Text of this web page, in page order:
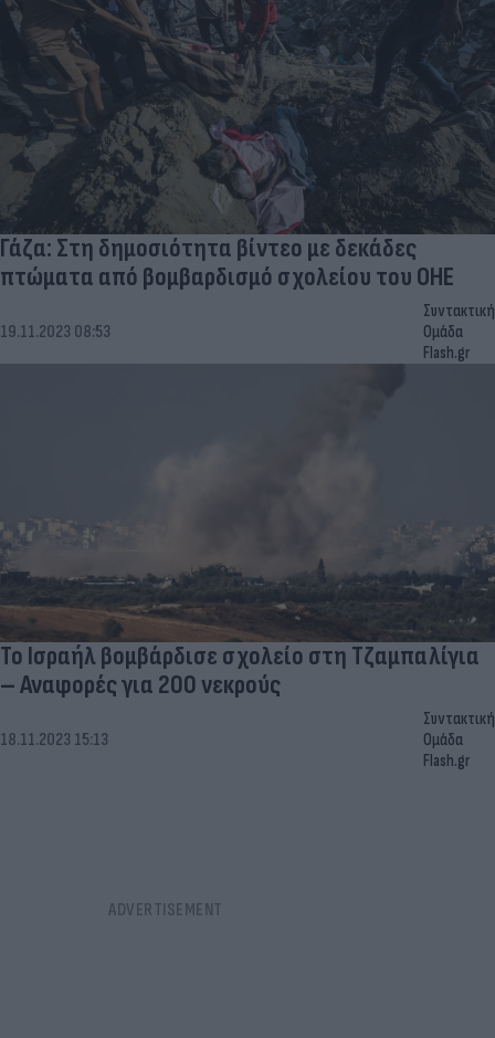
Γάζα: Στη δημοσιότητα βίντεο με δεκάδες
πτώματα από βομβαρδισμό σχολείου του ΟΗΕ
19.11.2023 08:53
Συντακτική
Ομάδα
Flash.gr
Το Ισραήλ βομβάρδισε σχολείο στη Τζαμπαλίγια
– Αναφορές για 200 νεκρούς
18.11.2023 15:13
Συντακτική
Ομάδα
Flash.gr